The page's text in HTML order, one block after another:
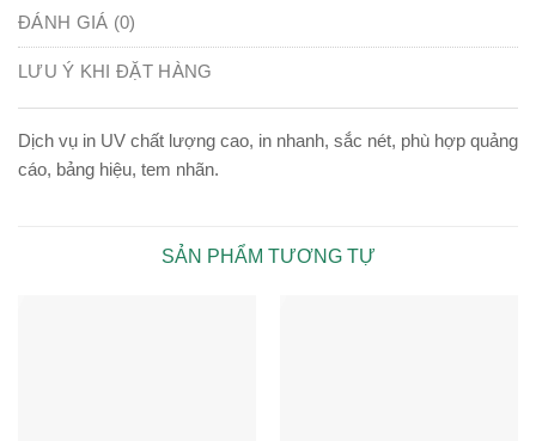
ĐÁNH GIÁ (0)
LƯU Ý KHI ĐẶT HÀNG
Dịch vụ in UV chất lượng cao, in nhanh, sắc nét, phù hợp quảng
cáo, bảng hiệu, tem nhãn.
SẢN PHẨM TƯƠNG TỰ